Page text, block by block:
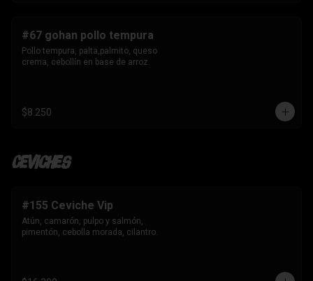
#67 gohan pollo tempura
Pollo tempura, palta,palmito, queso
crema, cebollín en base de arroz.
$8.250
Ceviches
#155 Ceviche Vip
Atún, camarón, pulpo y salmón,
pimentón, cebolla morada, cilantro.